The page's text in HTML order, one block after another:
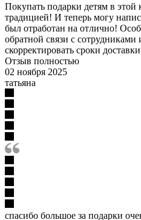
Покупать подарки детям в
традицией! И теперь могу
был отработан на отлично!
обратной связи с
скорректировать сроки
Отзыв полностью
02 ноября 2025
татьяна
спасибо большое за подарки